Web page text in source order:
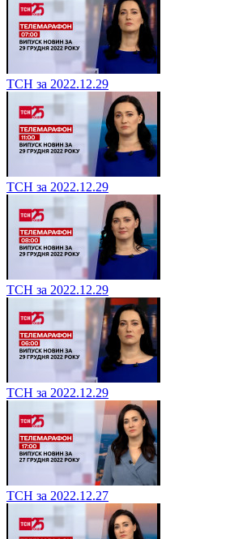
ТСН за 2022.12.29
ТСН за 2022.12.29
ТСН за 2022.12.29
ТСН за 2022.12.29
ТСН за 2022.12.27